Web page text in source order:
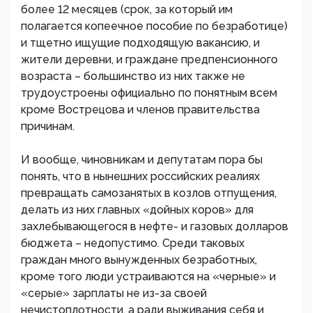
более 12 месяцев (срок, за который им
полагается копеечное пособие по безработице)
и тщетно ищущие подходящую вакансию, и
жители деревни, и граждане предпенсионного
возраста – большинство из них также не
трудоустроены официально по понятным всем
кроме Вострецова и членов правительства
причинам.
И вообще, чиновникам и депутатам пора бы
понять, что в нынешних российских реалиях
превращать самозанятых в козлов отпущения,
делать из них главных «дойных коров» для
захлебывающегося в нефте- и газовых долларов
бюджета – недопустимо. Среди таковых
граждан много вынужденных безработных,
кроме того люди устраиваются на «черные» и
«серые» зарплаты не из-за своей
нечистоплотности, а ради выживания себя и